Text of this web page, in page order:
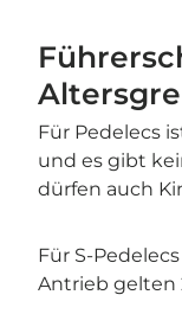
Für Pedelecs
und es gibt
dürfen auch
Für S-
Antrieb gelten